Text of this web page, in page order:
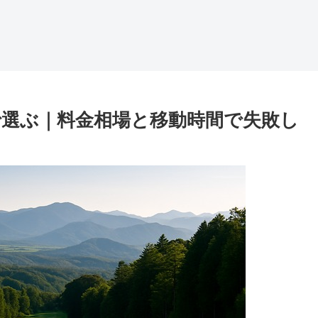
ぶ｜料金相場と移動時間で失敗し